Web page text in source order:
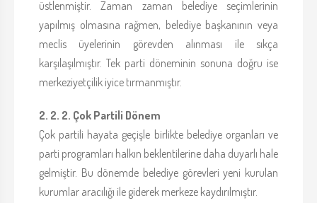
üstlenmiştir. Zaman zaman belediye seçimlerinin
yapılmış olmasına rağmen, belediye başkanının veya
meclis üyelerinin görevden alınması ile sıkça
karşılaşılmıştır. Tek parti döneminin sonuna doğru ise
merkeziyetçilik iyice tırmanmıştır.
2. 2. 2. Çok Partili Dönem
Çok partili hayata geçişle birlikte belediye organları ve
parti programları halkın beklentilerine daha duyarlı hale
gelmiştir. Bu dönemde belediye görevleri yeni kurulan
kurumlar aracılığı ile giderek merkeze kaydırılmıştır.